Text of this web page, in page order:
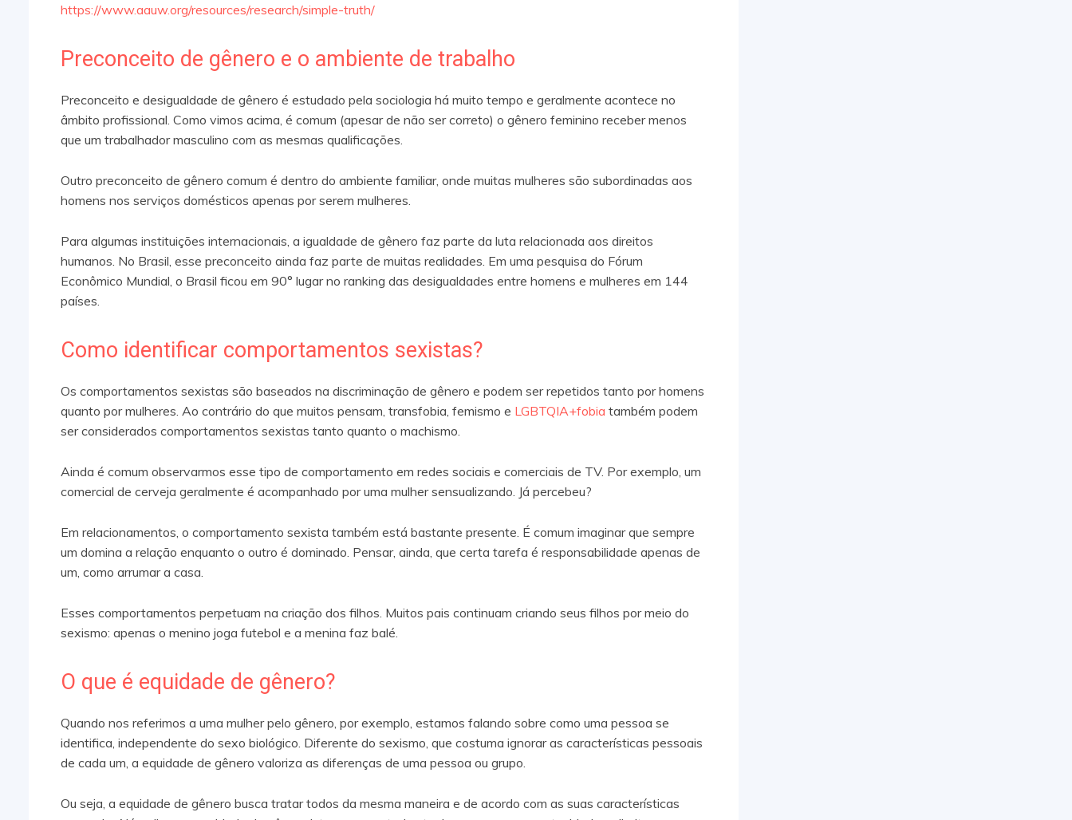
https://www.aauw.org/resources/research/simple-truth/
Preconceito de gênero e o ambiente de trabalho
Preconceito e desigualdade de gênero é estudado pela sociologia há muito tempo e geralmente acontece no
âmbito profissional. Como vimos acima, é comum (apesar de não ser correto) o gênero feminino receber menos
que um trabalhador masculino com as mesmas qualificações.
Outro preconceito de gênero comum é dentro do ambiente familiar, onde muitas mulheres são subordinadas aos
homens nos serviços domésticos apenas por serem mulheres.
Para algumas instituições internacionais, a igualdade de gênero faz parte da luta relacionada aos direitos
humanos. No Brasil, esse preconceito ainda faz parte de muitas realidades. Em uma pesquisa do Fórum
Econômico Mundial, o Brasil ficou em 90° lugar no ranking das desigualdades entre homens e mulheres em 144
países.
Como identificar comportamentos sexistas?
Os comportamentos sexistas são baseados na discriminação de gênero e podem ser repetidos tanto por homens
quanto por mulheres. Ao contrário do que muitos pensam, transfobia, femismo e LGBTQIA+fobia também podem
ser considerados comportamentos sexistas tanto quanto o machismo.
Ainda é comum observarmos esse tipo de comportamento em redes sociais e comerciais de TV. Por exemplo, um
comercial de cerveja geralmente é acompanhado por uma mulher sensualizando. Já percebeu?
Em relacionamentos, o comportamento sexista também está bastante presente. É comum imaginar que sempre
um domina a relação enquanto o outro é dominado. Pensar, ainda, que certa tarefa é responsabilidade apenas de
um, como arrumar a casa.
Esses comportamentos perpetuam na criação dos filhos. Muitos pais continuam criando seus filhos por meio do
sexismo: apenas o menino joga futebol e a menina faz balé.
O que é equidade de gênero?
Quando nos referimos a uma mulher pelo gênero, por exemplo, estamos falando sobre como uma pessoa se
identifica, independente do sexo biológico. Diferente do sexismo, que costuma ignorar as características pessoais
de cada um, a equidade de gênero valoriza as diferenças de uma pessoa ou grupo.
Ou seja, a equidade de gênero busca tratar todos da mesma maneira e de acordo com as suas características